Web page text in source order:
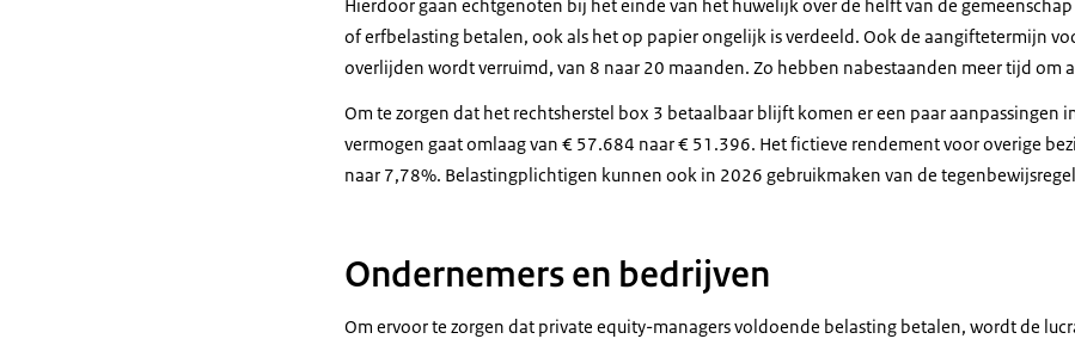
Hierdoor gaan echtgenoten bij het einde van het huwelijk over de helft van de
of erfbelasting betalen, ook als het op papier ongelijk is verdeeld. Ook de aangiftetermijn
overlijden wordt verruimd, van 8 naar 20 maanden. Zo hebben nabestaanden meer tijd om
Om te zorgen dat het rechtsherstel box 3 betaalbaar blijft komen er een paar aanpassingen
vermogen gaat omlaag van € 57.684 naar € 51.396. Het fictieve rendement voor overige
naar 7,78%. Belastingplichtigen kunnen ook in 2026 gebruikmaken van de
Ondernemers en bedrijven
Om ervoor te zorgen dat private equity-managers voldoende belasting betalen, wordt de